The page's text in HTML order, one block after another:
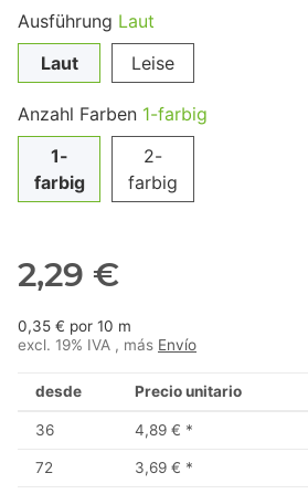
Ausführung Laut
Laut
Leise
Anzahl Farben 1-farbig
1-
farbig
2-
farbig
2,29 €
0,35 € por 10 m
excl. 19% IVA , más Envío
desde Precio unitario
36 4,89 € *
72 3,69 € *